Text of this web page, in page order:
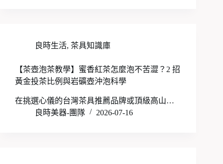
良時生活, 茶具知識庫
【茶壺泡茶教學】蜜香紅茶怎麼泡不苦澀？2 招
黃金投茶比例與岩礦壺沖泡科學
在挑選心儀的台灣茶具推薦品牌或頂級高山…
良時美器-團隊
2026-07-16